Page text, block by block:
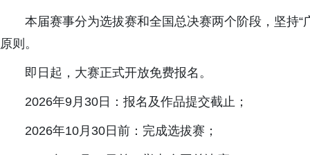
本届赛事分为选拔赛和全国总决赛两个阶段，坚持
原则。
即日起，大赛正式开放免费报名。
2026年9月30日：报名及作品提交截止；
2026年10月30日前：完成选拔赛；